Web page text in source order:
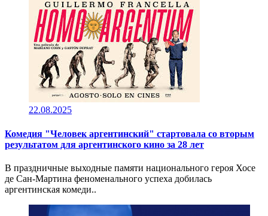
22.08.2025
Комедия "Человек аргентинский" стартовала со вторым
результатом для аргентинского кино за 28 лет
В праздничные выходные памяти национального героя Хосе
де Сан-Мартина феноменального успеха добилась
аргентинская комеди..